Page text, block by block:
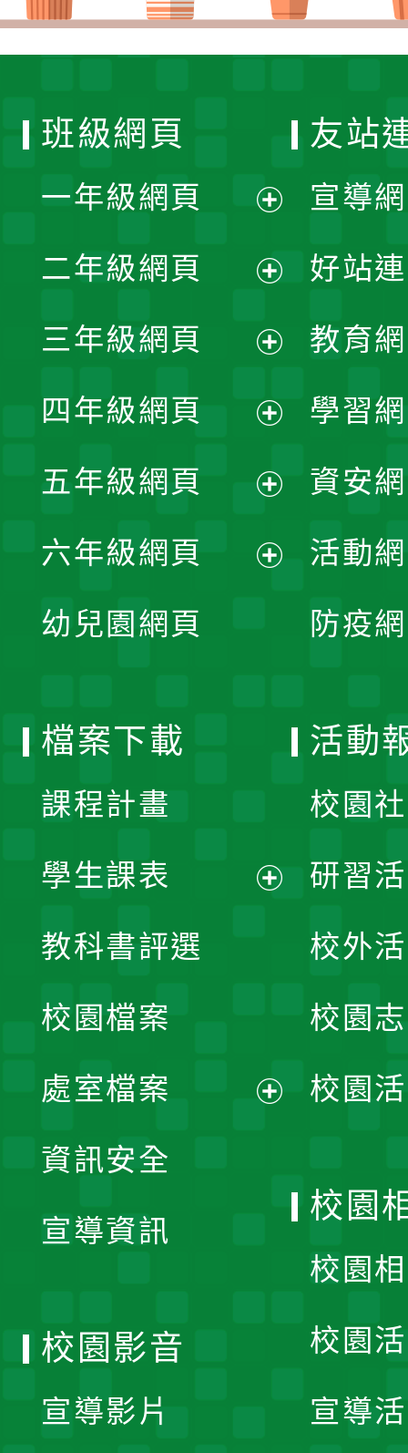
班級網頁
一年級網頁
開
選
單
二年級網頁
開
選
單
三年級網頁
開
選
單
四年級網頁
開
選
五年級網頁
開
六年級網頁
幼兒園網頁
友站
宣導
好站
教育
學習
資安
活動
防疫
檔案下載
課程計畫
學生課表
單
教科書評選
校園檔案
處室檔案
資訊安全
宣導資訊
活動
校園
研習
校外
校園
校園
校園
校園
校園
宣導
校園影音
宣導影片